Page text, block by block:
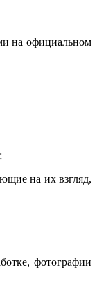
на официальном
на их взгляд,
фотографии